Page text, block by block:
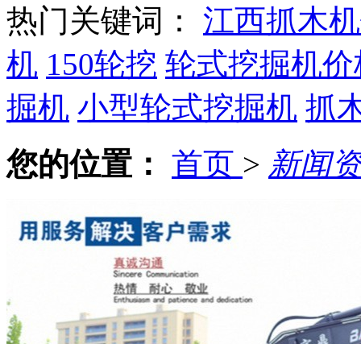
热门关键词： 江西抓木
机 150轮挖 轮式挖掘机
掘机 小型轮式挖掘机 抓
您的位置： 首页 > 新闻